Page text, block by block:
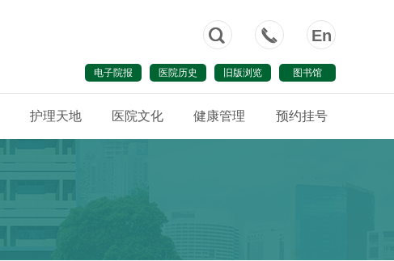

  En
电子院报 医院历史 旧版浏览 图书馆
护理天地 医院文化 健康管理 预约挂号